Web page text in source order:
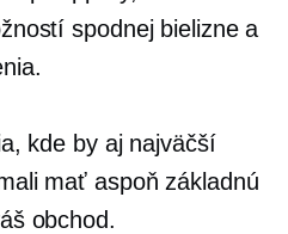
spodnej bielizne a
kde by aj najväčší
mať aspoň základnú
obchod.